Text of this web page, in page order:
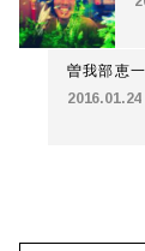
曽我部恵
1/24＜
2016.01.24